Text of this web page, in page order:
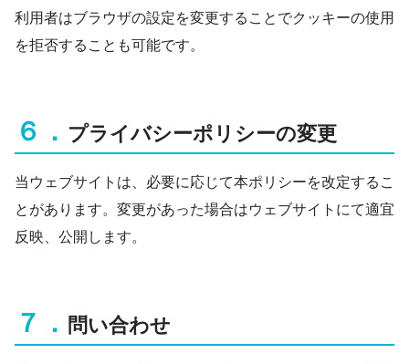
利用者はブラウザの設定を変更することでクッキーの使用
を拒否することも可能です。
６． プライバシーポリシーの変更
当ウェブサイトは、必要に応じて本ポリシーを改定するこ
とがあります。変更があった場合はウェブサイトにて適宜
反映、公開します。
７． 問い合わせ